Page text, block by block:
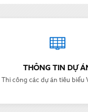
THÔNG TIN DỰ
Thi công các dự án tiêu biểu